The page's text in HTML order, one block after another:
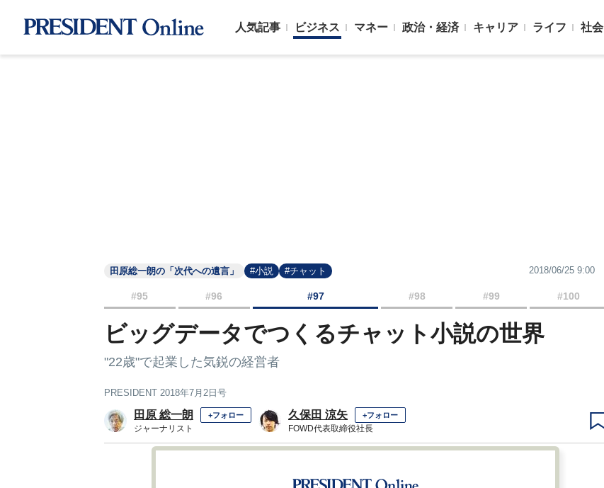
人気記事 ビジネス マネー 政治・経済 キャリア ライフ 社会
田原総一朗の「次代への遺言」 #小説 #チャット 2018/06/25 9:00
#95 #96 #97 #98 #99 #100
ビッグデータでつくるチャット小説の世界
"22歳"で起業した気鋭の経営者
PRESIDENT 2018年7月2日号
田原 総一朗 +フォロー
ジャーナリスト
久保田 涼矢 +フォロー
FOWD代表取締役社長